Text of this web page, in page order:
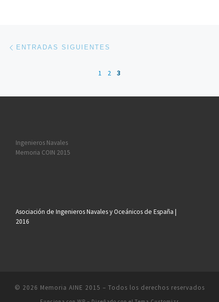
Navegación de entradas
ENTRADAS SIGUIENTES
1 2 3
Ingenieros Navales
Memoria COIN 2015
Asociación de Ingenieros Navales y Oceánicos de España |
2016
© 2026 Memoria AINE 2015 – Todos los derechos reservados